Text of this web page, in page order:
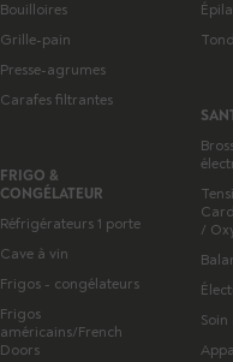
Bouilloires
Grille-pain
Presse-agrumes
Carafes filtrantes
FRIGO &
CONGÉLATEUR
Réfrigérateurs 1 porte
Cave à vin
Frigos - congélateurs
Frigos
américains/French
Doors
/